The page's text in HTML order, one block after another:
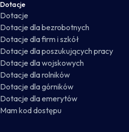
Dotacje
Dotacje
Dotacje dla bezrobotnych
Dotacje dla firm i szkół
Dotacje dla poszukujących pracy
Dotacje dla wojskowych
Dotacje dla rolników
Dotacje dla górników
Dotacje dla emerytów
Mam kod dostępu